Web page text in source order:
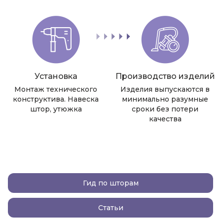
Установка
Монтаж технического
конструктива. Навеска
штор, утюжка
Производство изделий
Изделия выпускаются в
минимально разумные
сроки без потери
качества
Гид по шторам
Статьи